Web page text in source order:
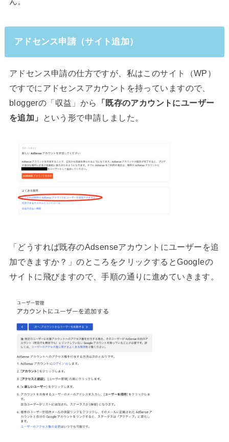
アドセンス申請（サイト追加）
アドセンス申請の仕方ですが、私はこのサイト（WP）
ですでにアドセンスアカウントを持っていますので、
bloggerの「収益」から
「既存のアカウントにユーザー
を追加」
という形で申請しました。
「どうすれば既存のAdsenseアカウントにユーザーを追
加できますか？」のところをクリックするとGoogleの
サイトに飛びますので、手順の通りに進めていきます。